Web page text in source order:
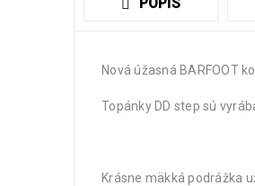
Nová úžasná BARFOOT
Topánky DD step sú
Krásne mäkká podrážka